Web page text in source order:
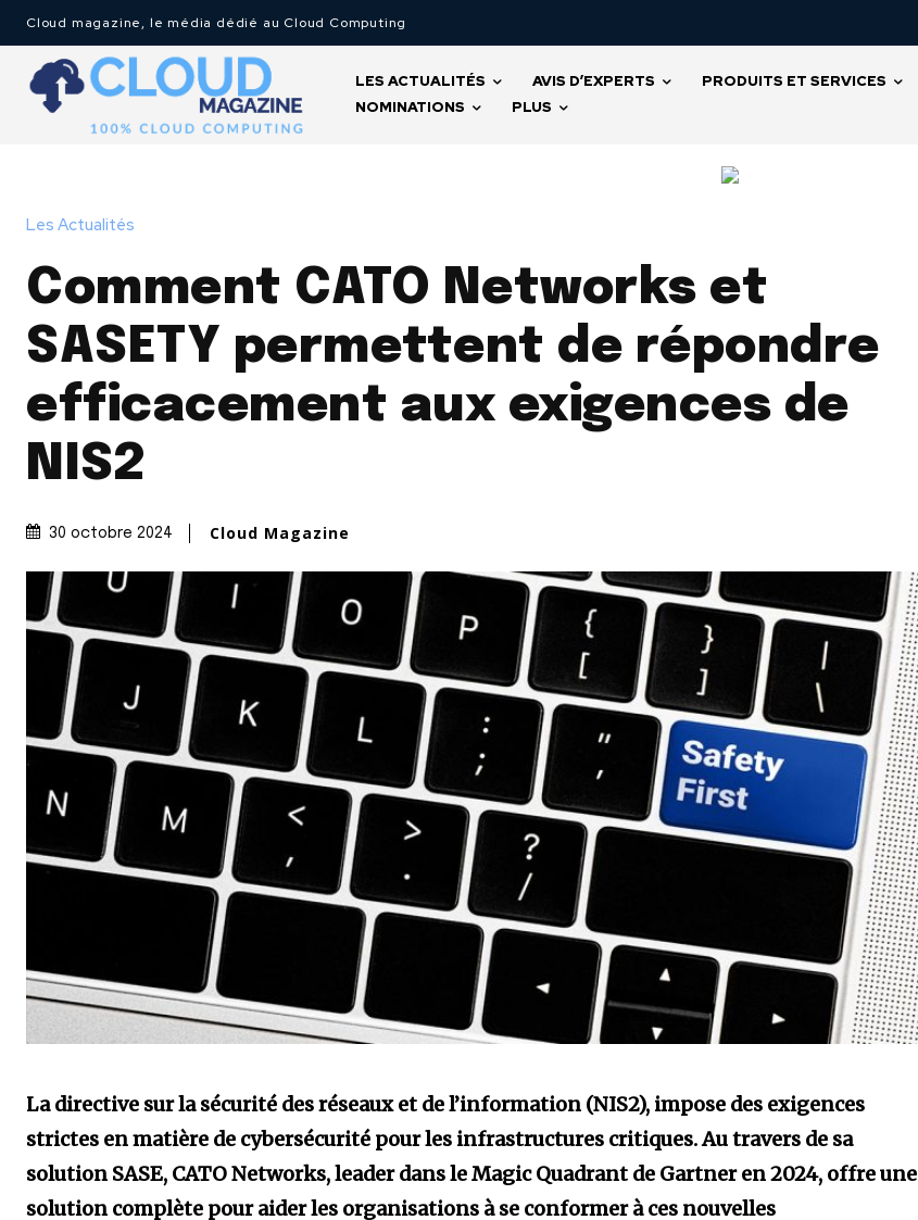
Cloud magazine, le média dédié au Cloud Computing
LES ACTUALITÉS AVIS D’EXPERTS PRODUITS ET SERVICES
NOMINATIONS
PLUS
Les Actualités
Comment CATO Networks et
SASETY permettent de répondre
efficacement aux exigences de
NIS2
30 octobre 2024 Cloud Magazine
La directive sur la sécurité des réseaux et de l’information (NIS2), impose des exigences
strictes en matière de cybersécurité pour les infrastructures critiques. Au travers de sa
solution SASE, CATO Networks, leader dans le Magic Quadrant de Gartner en 2024, offre une
solution complète pour aider les organisations à se conformer à ces nouvelles